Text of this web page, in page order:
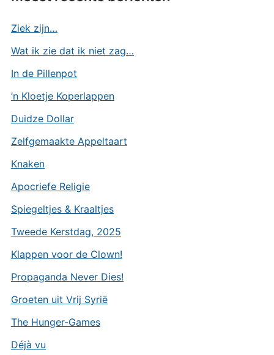
Ziek zijn…
Wat ik zie dat ik niet zag…
In de Pillenpot
’n Kloetje Koperlappen
Duidze Dollar
Zelfgemaakte Appeltaart
Knaken
Apocriefe Religie
Spiegeltjes & Kraaltjes
Tweede Kerstdag, 2025
Klappen voor de Clown!
Propaganda Never Dies!
Groeten uit Vrij Syrië
The Hunger-Games
Déjà vu